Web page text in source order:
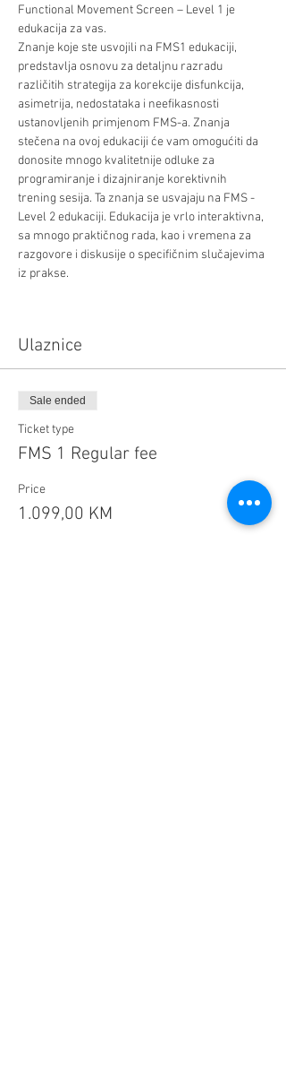
Functional Movement Screen – Level 1 je
edukacija za vas.
Znanje koje ste usvojili na FMS1 edukaciji,
predstavlja osnovu za detaljnu razradu
različitih strategija za korekcije disfunkcija,
asimetrija, nedostataka i neefikasnosti
ustanovljenih primjenom FMS-a. Znanja
stečena na ovoj edukaciji će vam omogućiti da
donosite mnogo kvalitetnije odluke za
programiranje i dizajniranje korektivnih
trening sesija. Ta znanja se usvajaju na FMS -
Level 2 edukaciji. Edukacija je vrlo interaktivna,
sa mnogo praktičnog rada, kao i vremena za
razgovore i diskusije o specifičnim slučajevima
iz prakse.⁠
Ulaznice
Sale ended
Ticket type
FMS 1 Regular fee
Price
1.099,00 KM